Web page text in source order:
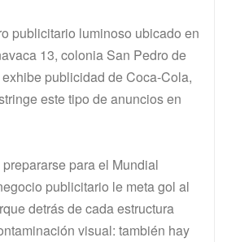
publicitario luminoso ubicado en
13, colonia San Pedro de
publicidad de Coca-Cola,
este tipo de anuncios en
para el Mundial
publicitario le meta gol al
detrás de cada estructura
visual: también hay